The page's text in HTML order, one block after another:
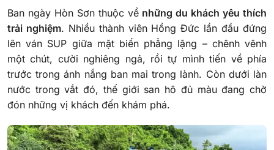
Ban ngày Hòn Sơn thuộc về những du khách yêu thích
trải nghiệm. Nhiều thành viên Hồng Đức lần đầu đứng
lên ván SUP giữa mặt biển phẳng lặng – chênh vênh
một chút, cười nghiêng ngả, rồi tự mình tiến về phía
trước trong ánh nắng ban mai trong lành. Còn dưới làn
nước trong vắt đó, thế giới san hô đủ màu đang chờ
đón những vị khách đến khám phá.